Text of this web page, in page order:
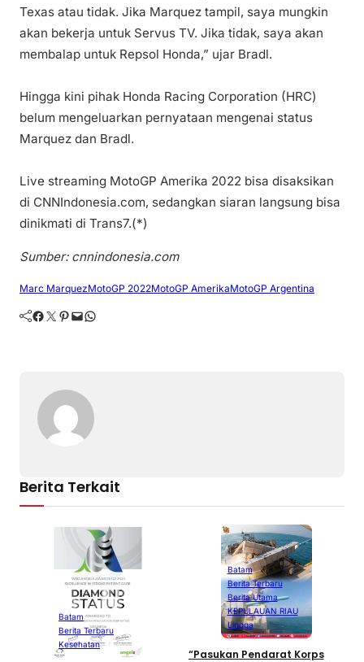
Texas atau tidak. Jika Marquez tampil, saya mungkin
akan bekerja untuk Servus TV. Jika tidak, saya akan
membalap untuk Repsol Honda,” ujar Bradl.
Hingga kini pihak Honda Racing Corporation (HRC)
belum mengeluarkan pernyataan mengenai status
Marquez dan Bradl.
Live streaming MotoGP Amerika 2022 bisa disaksikan
di CNNIndonesia.com, sedangkan siaran langsung bisa
dinikmati di Trans7.(*)
Sumber: cnnindonesia.com
Marc MarquezMotoGP 2022MotoGP AmerikaMotoGP Argentina
Facebook Twitter Pinterest Mail WhatsApp
Berita Terkait
Batam
Berita Terbaru
Kesehatan
Batam
Berita Terbaru
Berita Utama
KEPULAUAN RIAU
Lingga
“Pasukan Pendarat Korps